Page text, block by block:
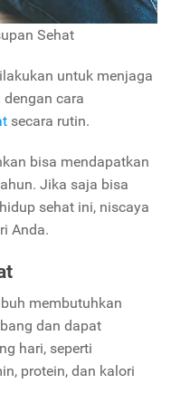
Sehat
untuk menjaga
cara
secara rutin.
bisa mendapatkan
Jika saja bisa
sehat ini, niscaya
Anda.
membutuhkan
dan dapat
hari, seperti
protein, dan kalori